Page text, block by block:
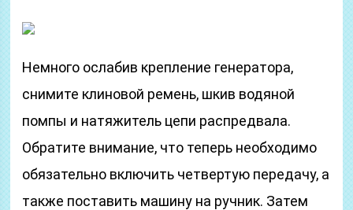
Немного ослабив крепление генератора,
снимите клиновой ремень, шкив водяной
помпы и натяжитель цепи распредвала.
Обратите внимание, что теперь необходимо
обязательно включить четвертую передачу, а
также поставить машину на ручник. Затем